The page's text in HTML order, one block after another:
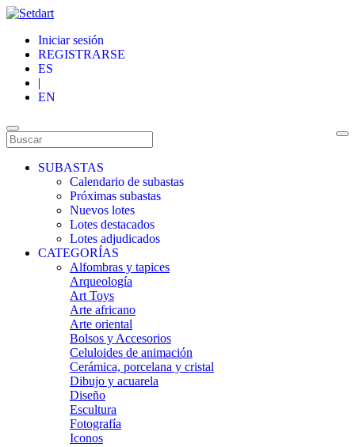
Iniciar sesión
REGISTRARSE
ES
|
EN
SUBASTAS
Calendario de subastas
Próximas subastas
Nuevos lotes
Lotes destacados
Lotes adjudicados
CATEGORÍAS
Alfombras y tapices
Arqueología
Art Toys
Arte africano
Arte oriental
Bolsos y Accesorios
Celuloides de animación
Cerámica, porcelana y cristal
Dibujo y acuarela
Diseño
Escultura
Fotografía
Iconos